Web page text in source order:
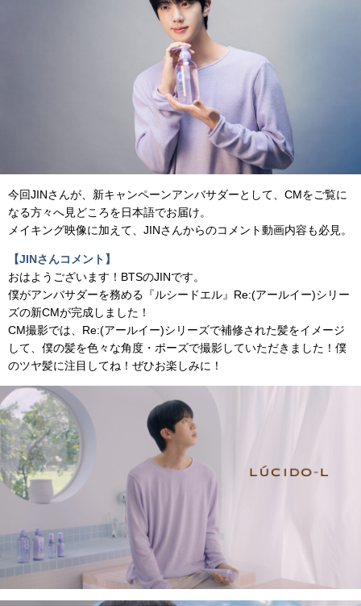
今回JINさんが、新キャンペーンアンバサダーとして、CMをご覧に
なる⽅々へ⾒どころを⽇本語でお届け。
メイキング映像に加えて、JINさんからのコメント動画内容も必⾒。
【JINさんコメント】
おはようございます！BTSのJINです。
僕がアンバサダーを務める『ルシードエル』Re:(アールイー)シリー
ズの新CMが完成しました！
CM撮影では、Re:(アールイー)シリーズで補修された髪をイメージ
して、僕の髪を⾊々な⾓度・ポーズで撮影していただきました！僕
のツヤ髪に注⽬してね！ぜひお楽しみに！